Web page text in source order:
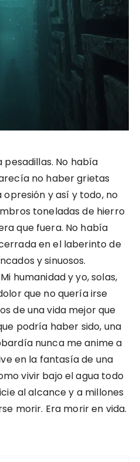
No había
no haber grietas
y así y todo, no
toneladas de hierro
que fuera. No había
en el laberinto de
y sinuosos.
humanidad y yo, solas,
que no quería irse
de una vida mejor que
podría haber sido, una
nunca me anime a
en la fantasía de una
vivir bajo el agua todo
al alcance y a millones
morir. Era morir en vida.